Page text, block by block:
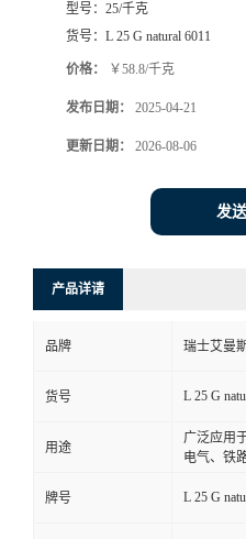
型号： 25/千克
货号： L 25 G natural 6011
价格： ￥58.8/千克
发布日期： 2025-04-21
更新日期： 2026-08-06
发
产品详请
品牌 瑞士艾曼
货号 L 25 G
用途
广泛应用
电气、铁
牌号 L 25 G